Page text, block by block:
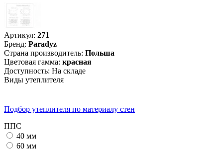
Артикул: 271
Бренд: Paradyz
Страна производитель: Польша
Цветовая гамма: красная
Доступность: На складе
Виды утеплителя
Подбор утеплителя по материалу стен
ППС
40 мм
60 мм